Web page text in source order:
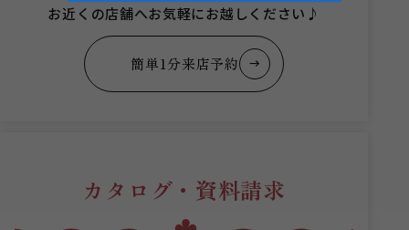
お近くの店舗へお気軽にお越しください♪
簡単1分来店予約
カタログ・資料請求